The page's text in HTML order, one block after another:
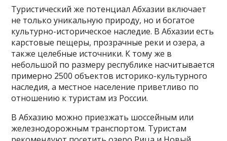
Туристический же потенциал Абхазии включает
не только уникальную природу, но и богатое
культурно-историческое наследие. В Абхазии есть
карстовые пещеры, прозрачные реки и озера, а
также целебные источники. К тому же в
небольшой по размеру республике насчитывается
примерно 2500 объектов историко-культурного
наследия, а местное население приветливо по
отношению к туристам из России.
В Абхазию можно приезжать шоссейным или
железнодорожным транспортом. Туристам